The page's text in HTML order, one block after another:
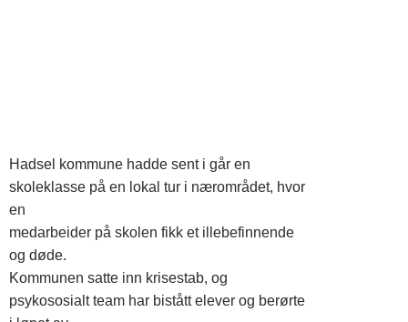
Hadsel kommune hadde sent i går en
skoleklasse på en lokal tur i nærområdet, hvor
en
medarbeider på skolen fikk et illebefinnende
og døde.
Kommunen satte inn krisestab, og
psykososialt team har bistått elever og berørte